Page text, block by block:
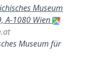
Museum
A-1080 Wien
Museum für